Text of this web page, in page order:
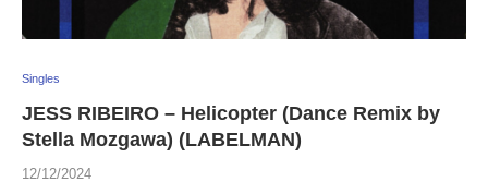
Singles
JESS RIBEIRO – Helicopter (Dance Remix by
Stella Mozgawa) (LABELMAN)
12/12/2024